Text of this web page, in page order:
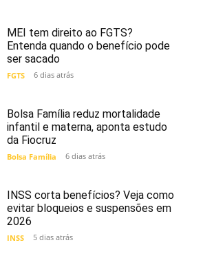
MEI tem direito ao FGTS?
Entenda quando o benefício pode
ser sacado
FGTS 6 dias atrás
Bolsa Família reduz mortalidade
infantil e materna, aponta estudo
da Fiocruz
Bolsa Família 6 dias atrás
INSS corta benefícios? Veja como
evitar bloqueios e suspensões em
2026
INSS 5 dias atrás